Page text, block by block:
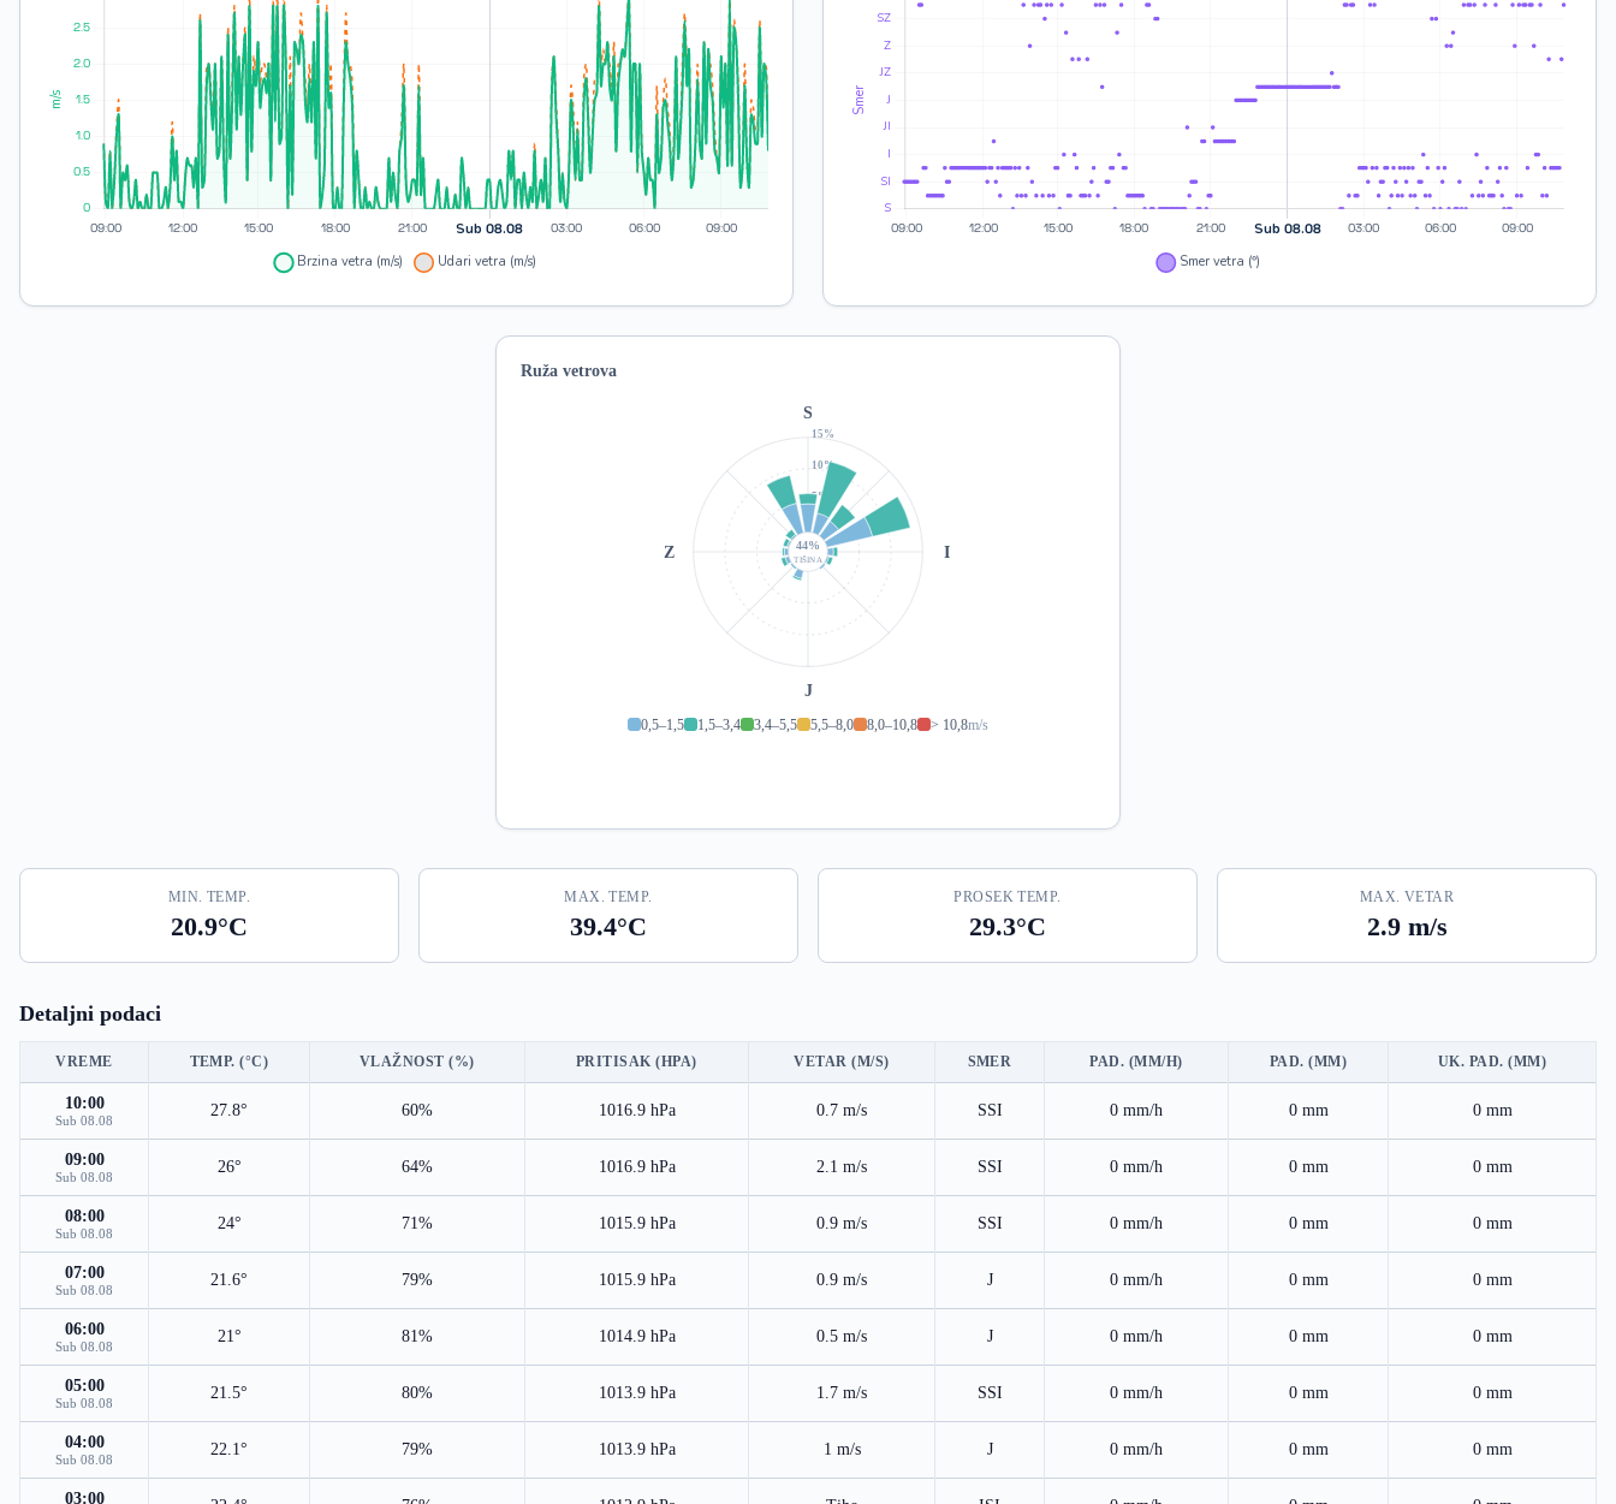
Ruža vetrova
5%
10%
15%
S
I
J
Z 44%
TIŠINA
0,5–1,5 1,5–3,4 3,4–5,5 5,5–8,0 8,0–10,8 > 10,8m/s
MIN. TEMP.
20.9°C
MAX. TEMP.
39.4°C
PROSEK TEMP.
29.3°C
MAX. VETAR
2.9 m/s
Detaljni podaci
VREME TEMP. (°C) VLAŽNOST (%) PRITISAK (HPA) VETAR (M/S) SMER PAD. (MM/H) PAD. (MM) UK. PAD. (MM)
10:00
Sub 08.08
27.8° 60% 1016.9 hPa 0.7 m/s SSI 0 mm/h 0 mm 0 mm
09:00
Sub 08.08
26° 64% 1016.9 hPa 2.1 m/s SSI 0 mm/h 0 mm 0 mm
08:00
Sub 08.08
24° 71% 1015.9 hPa 0.9 m/s SSI 0 mm/h 0 mm 0 mm
07:00
Sub 08.08
21.6° 79% 1015.9 hPa 0.9 m/s J 0 mm/h 0 mm 0 mm
06:00
Sub 08.08
21° 81% 1014.9 hPa 0.5 m/s J 0 mm/h 0 mm 0 mm
05:00
Sub 08.08
21.5° 80% 1013.9 hPa 1.7 m/s SSI 0 mm/h 0 mm 0 mm
04:00
Sub 08.08
22.1° 79% 1013.9 hPa 1 m/s J 0 mm/h 0 mm 0 mm
03:00